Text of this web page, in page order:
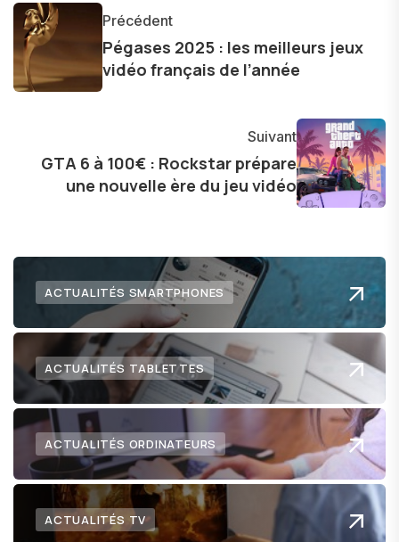
et bien d'autres gadgets technologiques. Armé
d'une curiosité insatiable, j'aime dévoiler les
dernières tendances et innovations, partageant
avec enthousiasme mes découvertes avec la
l'exploration constante des frontières de la
technologie me permet de présenter aux
lecteurs un aperçu captivant de ce que le futur
Précédent
Pégases 2025 : les meilleurs jeux
vidéo français de l’année
Suivant
GTA 6 à 100€ : Rockstar prépare
une nouvelle ère du jeu vidéo
ACTUALITÉS SMARTPHONES
ACTUALITÉS TABLETTES
ACTUALITÉS ORDINATEURS
ACTUALITÉS TV